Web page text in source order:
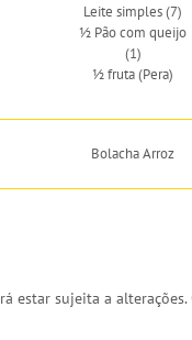
Leite simples (7)
½ Pão com queijo
(1)
½ fruta (Pera)
Bolacha Arroz
estar sujeita a